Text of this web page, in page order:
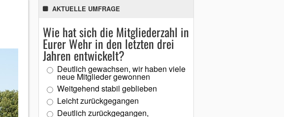
AKTUELLE UMFRAGE
Wie hat sich die Mitgliederzahl in
Eurer Wehr in den letzten drei
Jahren entwickelt?
Deutlich gewachsen, wir haben viele
neue Mitglieder gewonnen
Weitgehend stabil geblieben
Leicht zurückgegangen
Deutlich zurückgegangen,